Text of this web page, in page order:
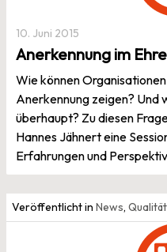
10. Juni 2015
Anerkennung im
Wie können
Anerkennung zeigen? Und
überhaupt? Zu diesen
Hannes Jähnert eine
Erfahrungen und
Veröffentlicht in News, Qualität